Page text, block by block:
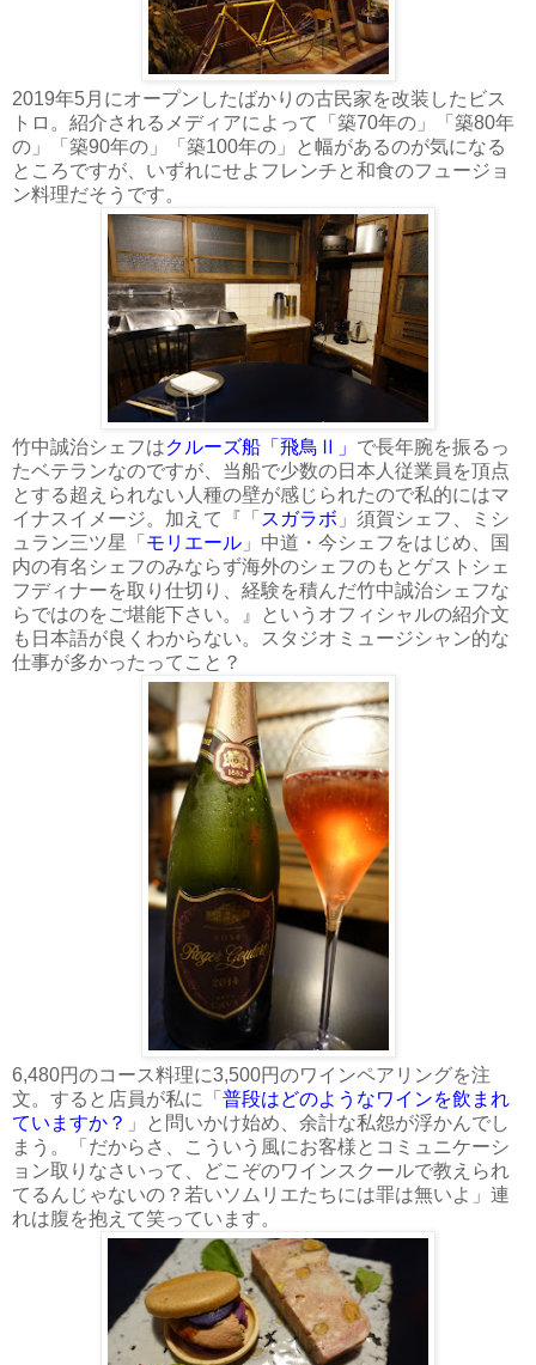
2019年5月にオープンしたばかりの古民家を改装したビス
トロ。紹介されるメディアによって「築70年の」「築80年
の」「築90年の」「築100年の」と幅があるのが気になる
ところですが、いずれにせよフレンチと和食のフュージョ
ン料理だそうです。
竹中誠治シェフはクルーズ船「飛鳥Ⅱ」 で長年腕を振るっ
たベテランなのですが、当船で少数の日本人従業員を頂点
とする超えられない人種の壁が感じられたので私的にはマ
イナスイメージ。加えて『「 スガラボ 」須賀シェフ、ミシ
ュラン三ツ星「 モリエール 」中道・今シェフをはじめ、国
内の有名シェフのみならず海外のシェフのもとゲストシェ
フディナーを取り仕切り、経験を積んだ竹中誠治シェフな
らではのをご堪能下さい。』というオフィシャルの紹介文
も日本語が良くわからない。スタジオミュージシャン的な
仕事が多かったってこと？
6,480円のコース料理に3,500円のワインペアリングを注
文。すると店員が私に「 普段はどのようなワインを飲まれ
ていますか？ 」と問いかけ始め、余計な私怨が浮かんでし
まう。「だからさ、こういう風にお客様とコミュニケーシ
ョン取りなさいって、どこぞのワインスクールで教えられ
てるんじゃないの？若いソムリエたちには罪は無いよ」連
れは腹を抱えて笑っています。